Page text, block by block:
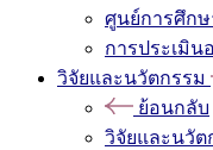
ศูนย์การศึกษ
การประเมิน
วิจัยและนวัตกรรม
ย้อนกลับ
วิจัยและนวัต